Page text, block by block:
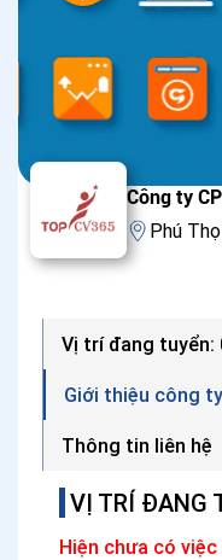
Công ty
Phú Thọ
VỊ TRÍ ĐANG
Hiện chưa có việc
Vị trí đang tuyển:
Giới thiệu công ty
Thông tin liên hệ